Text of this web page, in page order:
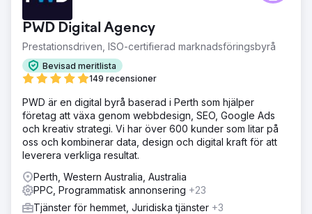
PWD Digital Agency
Prestationsdriven, ISO-certifierad marknadsföringsbyrå
Bevisad meritlista
149 recensioner
PWD är en digital byrå baserad i Perth som hjälper
företag att växa genom webbdesign, SEO, Google Ads
och kreativ strategi. Vi har över 600 kunder som litar på
oss och kombinerar data, design och digital kraft för att
leverera verkliga resultat.
Perth, Western Australia, Australia
PPC, Programmatisk annonsering +23
Tjänster för hemmet, Juridiska tjänster +3